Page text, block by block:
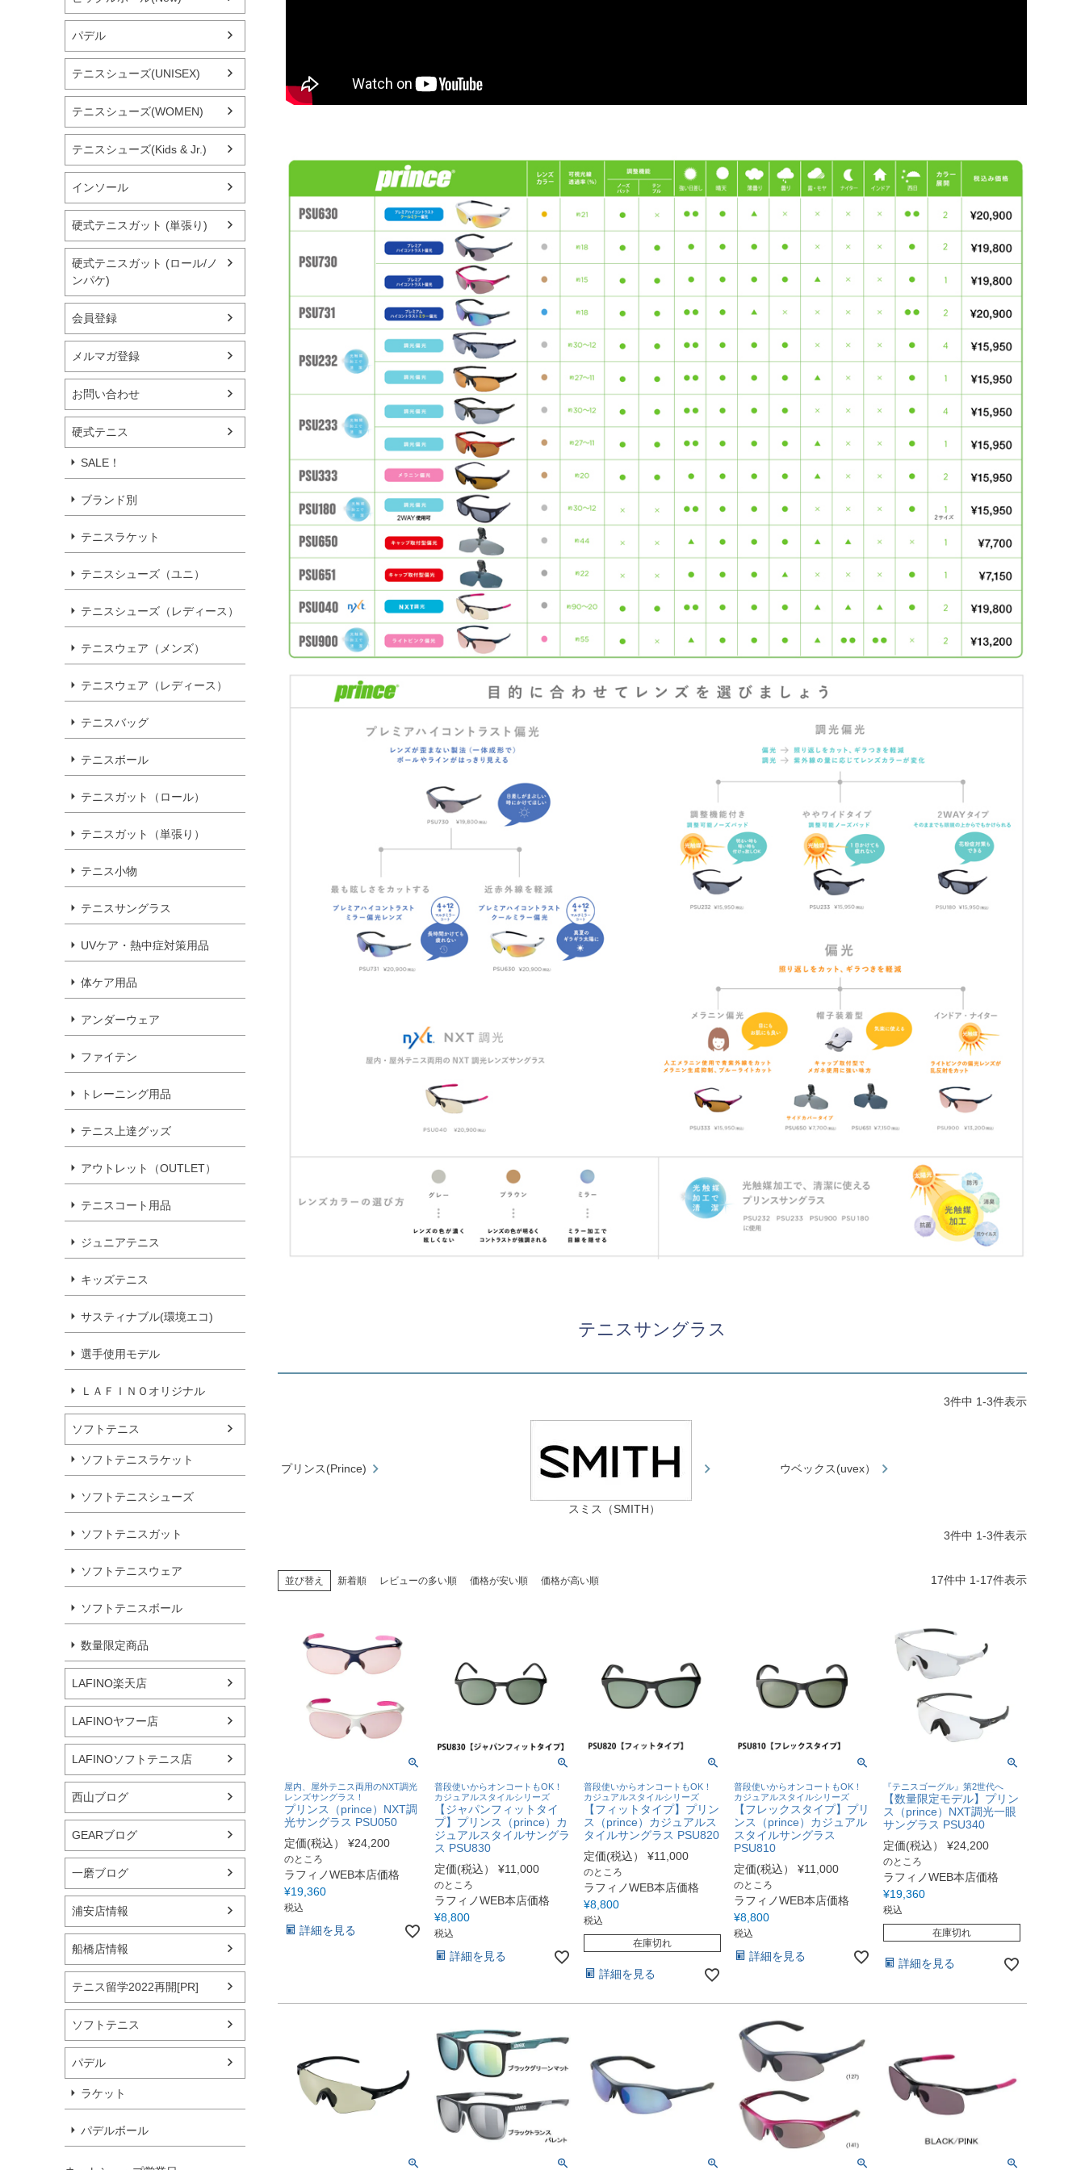
パデル
テニスシューズ(UNISEX)
テニスシューズ(WOMEN)
テニスシューズ(Kids & Jr.)
インソール
硬式テニスガット (単張り)
硬式テニスガット (ロール/ノ
ンパケ)
会員登録
メルマガ登録
お問い合わせ
硬式テニス
SALE！
ブランド別
テニスラケット
テニスシューズ（ユニ）
テニスシューズ（レディース）
テニスウェア（メンズ）
テニスウェア（レディース）
テニスバッグ
テニスボール
テニスガット（ロール）
テニスガット（単張り）
テニス小物
テニスサングラス
UVケア・熱中症対策用品
体ケア用品
アンダーウェア
ファイテン
トレーニング用品
テニス上達グッズ
アウトレット（OUTLET）
テニスコート用品
ジュニアテニス
キッズテニス
サスティナブル(環境エコ)
選手使用モデル
ＬＡＦＩＮＯオリジナル
ソフトテニス
ソフトテニスラケット
ソフトテニスシューズ
ソフトテニスガット
ソフトテニスウェア
ソフトテニスボール
数量限定商品
LAFINO楽天店
LAFINOヤフー店
LAFINOソフトテニス店
西山ブログ
GEARブログ
一磨ブログ
浦安店情報
船橋店情報
テニス留学2022再開[PR]
ソフトテニス
パデル
ラケット
パデルボール
テニスサングラス
3件中 1-3件表示
プリンス(Prince)
スミス（SMITH）
ウベックス(uvex）
3件中 1-3件表示
並び替え 新着順 レビューの多い順 価格が安い順 価格が高い順 17件中 1-17件表示
屋内、屋外テニス両用のNXT調光
レンズサングラス！
プリンス（prince）NXT調
光サングラス PSU050
定価(税込）
¥24,200
のところ
ラフィノWEB本店価格
¥19,360
税込
詳細を見る
普段使いからオンコートもOK！
カジュアルスタイルシリーズ
【ジャパンフィットタイ
プ】プリンス（prince）カ
ジュアルスタイルサングラ
ス PSU830
定価(税込）
¥11,000
のところ
ラフィノWEB本店価格
¥8,800
税込
詳細を見る
普段使いからオンコートもOK！
カジュアルスタイルシリーズ
【フィットタイプ】プリン
ス（prince）カジュアルス
タイルサングラス PSU820
定価(税込）
¥11,000
のところ
ラフィノWEB本店価格
¥8,800
税込
在庫切れ
詳細を見る
普段使いからオンコートもOK！
カジュアルスタイルシリーズ
【フレックスタイプ】プリ
ンス（prince）カジュアル
スタイルサングラス
PSU810
定価(税込）
¥11,000
のところ
ラフィノWEB本店価格
¥8,800
税込
詳細を見る
『テニスゴーグル』第2世代へ
【数量限定モデル】プリン
ス（prince）NXT調光一眼
サングラス PSU340
定価(税込）
¥24,200
のところ
ラフィノWEB本店価格
¥19,360
税込
在庫切れ
詳細を見る